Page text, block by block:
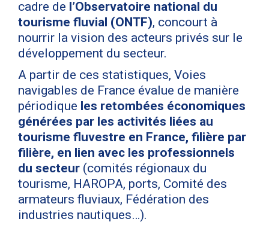
cadre de l’Observatoire national du
tourisme fluvial (ONTF), concourt à
nourrir la vision des acteurs privés sur le
développement du secteur.
A partir de ces statistiques, Voies
navigables de France évalue de manière
périodique les retombées économiques
générées par les activités liées au
tourisme fluvestre en France, filière par
filière, en lien avec les professionnels
du secteur (comités régionaux du
tourisme, HAROPA, ports, Comité des
armateurs fluviaux, Fédération des
industries nautiques…).